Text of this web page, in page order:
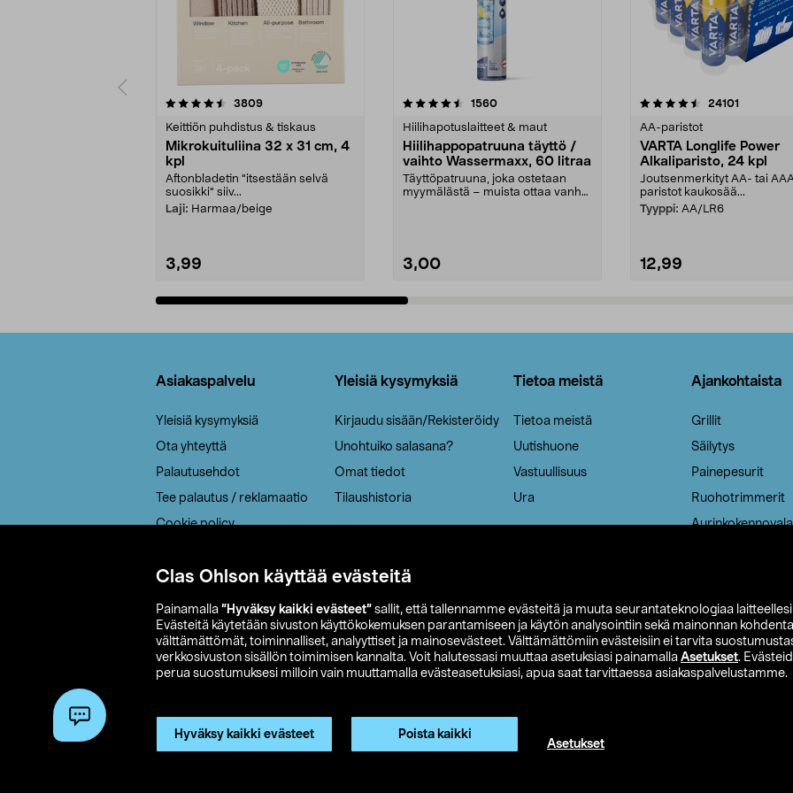
Clas Ohlson käyttää evästeitä
Painamalla ”Hyväksy kaikki evästeet” sallit, että tallennamme evästeitä ja muuta seurantateknologiaa laitteellesi
Evästeitä käytetään sivuston käyttökokemuksen parantamiseen ja käytön analysointiin sekä mainonnan
välttämättömät, toiminnalliset, analyyttiset ja mainosevästeet. Välttämättömiin evästeisiin ei tarvita
verkkosivuston sisällön toimimisen kannalta. Voit halutessasi muuttaa asetuksiasi painamalla Asetukset.
perua suostumuksesi milloin vain muuttamalla evästeasetuksiasi, apua saat tarvittaessa asiakaspalvelustamme.
Hyväksy kaikki evästeet Poista kaikki
Asetukset
3809arvostelut
Keittiön puhdistus & tiskaus
Mikrokuituliina 32 x 31 cm, 4
kpl
Aftonbladetin "itsestään selvä
suosikki" siiv...
Laji: Harmaa/beige
3,99
4.5viidestä
1560arvostelut
Hiilihapotuslaitteet & maut
Hiilihappopatruuna täyttö /
vaihto Wassermaxx, 60 litraa
Täyttöpatruuna, joka ostetaan
myymälästä – muista ottaa vanha
3,00
4.5viidestä
24101
AA-paristot
VARTA Longlife Power
Alkaliparisto, 24 kpl
Joutsenmerkityt AA- tai
paristot kaukosää...
Tyyppi: AA/LR6
12,99
4.5viidestä
Asiakaspalvelu
Yleisiä kysymyksiä
Ota yhteyttä
Palautusehdot
Tee palautus / reklamaatio
Cookie policy
Saavutettavuus
Yleisiä kysymyksiä
Kirjaudu sisään/Rekisteröidy
Unohtuiko salasana?
Omat tiedot
Tilaushistoria
Tietoa meistä
Tietoa meistä
Uutishuone
Vastuullisuus
Ura
Ajankohtaista
Grillit
Säilytys
Painepesurit
Ruohotrimmerit